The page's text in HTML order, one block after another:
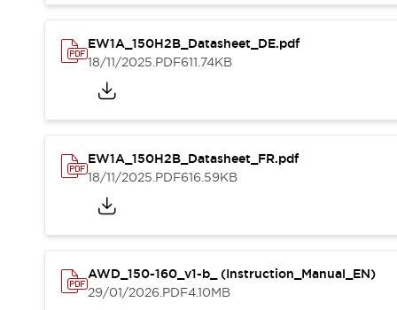
Sicherheitslösungen
IDEC-Sicherheitskonzept
Kollaborative Sicherheit (Sicherheit 2.0)
Sicherheitsrelevante Gesetze und Normen
Entdecken Sie alles
Entdecken Sie alles
Ressourcen
Standardgeprüfte Produkte
LiteraturWebinarPresse
Software-Updates
Konformitätsdokumente
EW1A_150H2B_Datasheet_DE.pdf
18/11/2025.PDF611.74KB
EW1A_150H2B_Datasheet_FR.pdf
18/11/2025.PDF616.59KB
AWD_150-160_v1-b_ (Instruction_Manual_EN)
29/01/2026.PDF4.10MB